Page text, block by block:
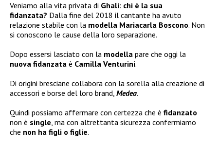
Veniamo alla vita privata di Ghali: chi è la sua
fidanzata? Dalla fine del 2018 il cantante ha avuto
relazione stabile con la modella Mariacarla Boscono. Non
si conoscono le cause della loro separazione.
Dopo essersi lasciato con la modella pare che oggi la
nuova fidanzata è Camilla Venturini.
Di origini bresciane collabora con la sorella alla creazione di
accessori e borse del loro brand, Medea.
Quindi possiamo affermare con certezza che è fidanzato
non è single, ma con altrettanta sicurezza confermiamo
che non ha figli o figlie.